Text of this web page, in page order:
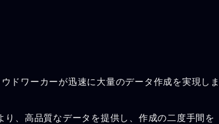
ドワーカーが迅速に大量のデータ作成を実現しま
り、高品質なデータを提供し、作成の二度手間を